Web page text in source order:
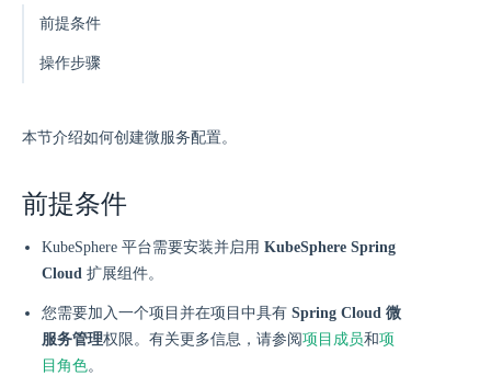
前提条件
操作步骤
本节介绍如何创建微服务配置。
前提条件
KubeSphere 平台需要安装并启用 KubeSphere Spring
Cloud 扩展组件。
您需要加入一个项目并在项目中具有 Spring Cloud 微
服务管理权限。有关更多信息，请参阅项目成员和项
目角色。